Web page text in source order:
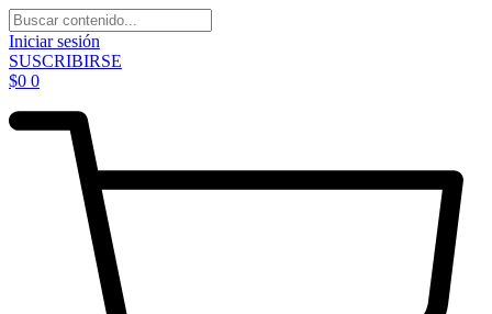
Iniciar sesión
SUSCRIBIRSE
$0 0